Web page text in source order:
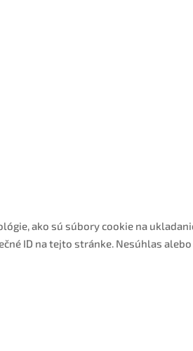
ako sú súbory cookie na
ID na tejto stránke. Nesúhlas